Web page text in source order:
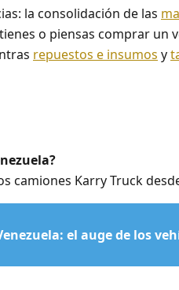
la consolidación de las
o piensas comprar
repuestos e insumos y
camiones Karry Truck
el auge de los